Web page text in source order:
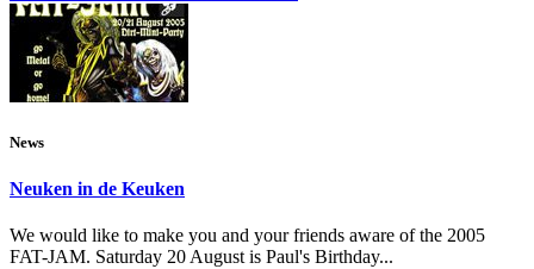
News
Neuken in de Keuken
We would like to make you and your friends aware of the 2005
FAT-JAM. Saturday 20 August is Paul's Birthday...